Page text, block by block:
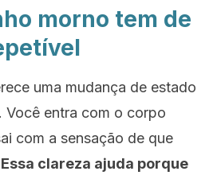
morno tem de
uma mudança de estado
Você entra com o corpo
com a sensação de que
Essa clareza ajuda porque